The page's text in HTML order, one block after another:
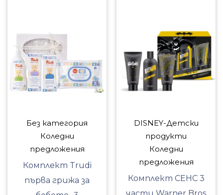
Без категория
Коледни
предложения
Комплект Trudi
първа грижа за
DISNEY-Детски
продукти
Коледни
предложения
Комплект СЕНС 3